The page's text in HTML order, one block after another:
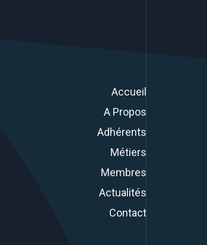
Accueil
A Propos
Adhérents
Métiers
Membres
Actualités
Contact